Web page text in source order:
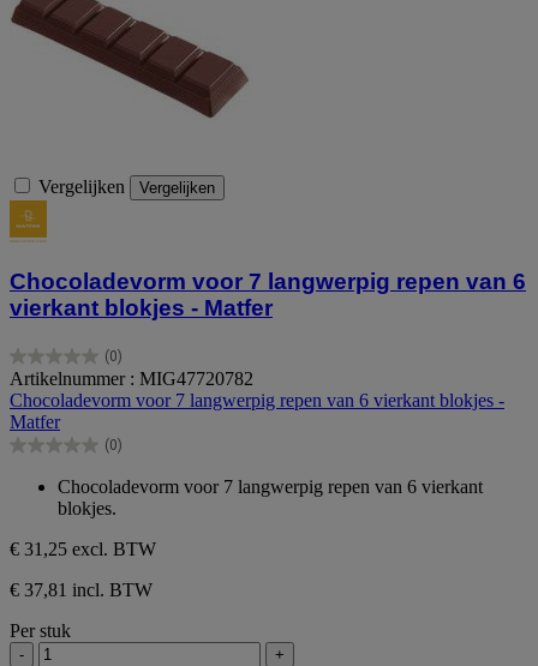
Vergelijken Vergelijken
Chocoladevorm voor 7 langwerpig repen van 6
vierkant blokjes - Matfer
(0)
0.0
van
de
5
sterren.
Artikelnummer : MIG47720782
Chocoladevorm voor 7 langwerpig repen van 6 vierkant blokjes -
Matfer
(0)
0.0
sterren.
Chocoladevorm voor 7 langwerpig repen van 6 vierkant
blokjes.
€ 31,25 excl. BTW
€ 37,81 incl. BTW
Per stuk
- +